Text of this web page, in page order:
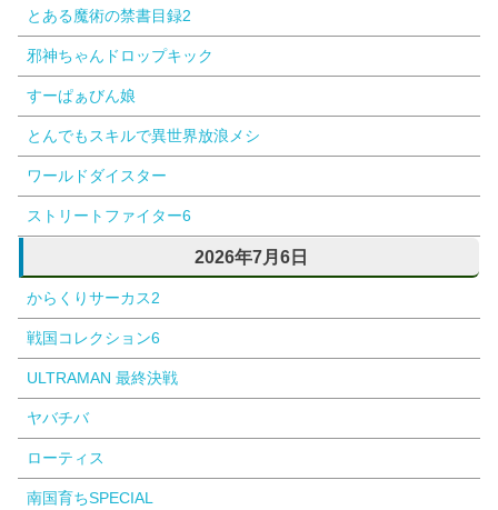
とある魔術の禁書目録2
邪神ちゃんドロップキック
すーぱぁびん娘
とんでもスキルで異世界放浪メシ
ワールドダイスター
ストリートファイター6
2026年7月6日
からくりサーカス2
戦国コレクション6
ULTRAMAN 最終決戦
ヤバチバ
ローティス
南国育ちSPECIAL